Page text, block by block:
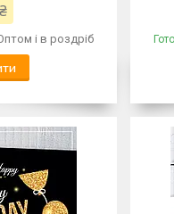
і в роздріб